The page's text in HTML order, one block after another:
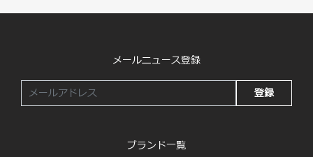
メールニュース登録
登録
ブランド一覧